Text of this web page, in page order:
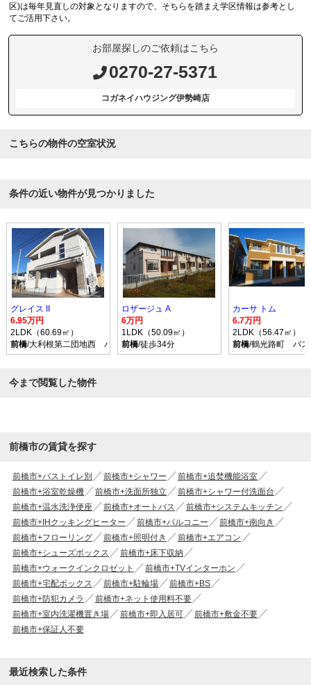
区)は毎年見直しの対象となりますので、そちらを踏まえ学区情報は参考とし
てご活用下さい。
お部屋探しのご依頼はこちら
0270-27-5371
コガネイハウジング伊勢崎店
こちらの物件の空室状況
条件の近い物件が見つかりました
グレイス II
6.95万円
2LDK（60.69㎡）
前橋/大利根第二団地西 バス乗車時間37分 停歩2分
ロザージュ A
6万円
1LDK（50.09㎡）
前橋/徒歩34分
カーサ トム
6.7万円
2LDK（56.47㎡）
前橋/鶴光路町 バ
今まで閲覧した物件
前橋市の賃貸を探す
前橋市+バストイレ別 前橋市+シャワー
前橋市+追焚機能浴室
前橋市+浴室乾燥機
前橋市+洗面所独立
前橋市+シャワー付洗面台
前橋市+温水洗浄便座
前橋市+オートバス
前橋市+システムキッチン
前橋市+IHクッキングヒーター
前橋市+バルコニー
前橋市+南向き
前橋市+フローリング
前橋市+照明付き
前橋市+エアコン
前橋市+シューズボックス
前橋市+床下収納
前橋市+ウォークインクロゼット
前橋市+TVインターホン
前橋市+宅配ボックス
前橋市+駐輪場
前橋市+BS
前橋市+防犯カメラ
前橋市+ネット使用料不要
前橋市+室内洗濯機置き場
前橋市+即入居可
前橋市+敷金不要
前橋市+保証人不要
最近検索した条件